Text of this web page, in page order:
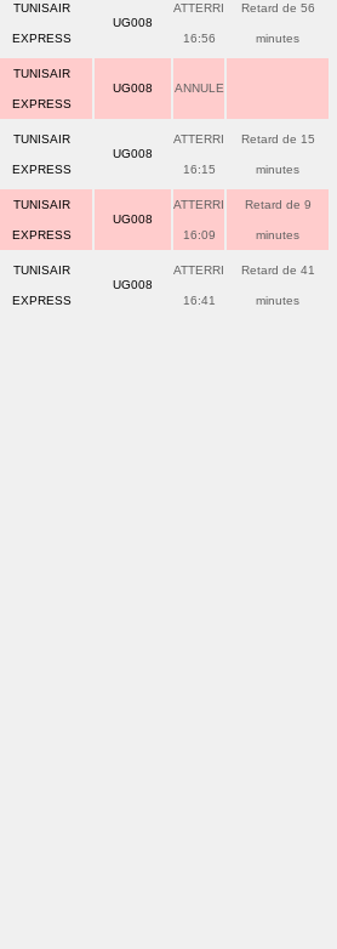
TUNISAIR
EXPRESS
UG008
ATTERRI
16:56
Retard de 56
minutes
TUNISAIR
EXPRESS
UG008 ANNULE
TUNISAIR
EXPRESS
UG008
ATTERRI
16:15
Retard de 15
minutes
TUNISAIR
EXPRESS
UG008
ATTERRI
16:09
Retard de 9
minutes
TUNISAIR
EXPRESS
UG008
ATTERRI
16:41
Retard de 41
minutes